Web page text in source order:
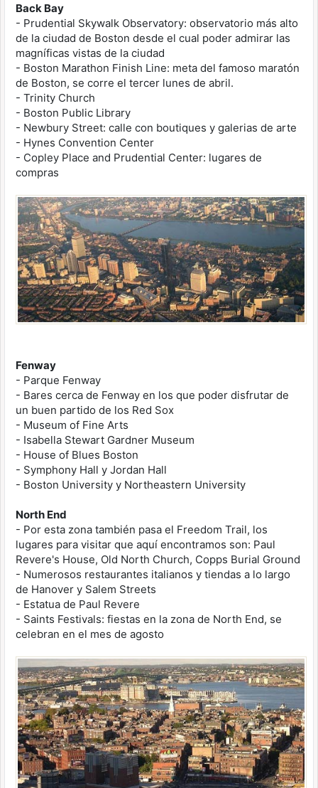
Back Bay
- Prudential Skywalk Observatory: observatorio más alto
de la ciudad de Boston desde el cual poder admirar las
magníficas vistas de la ciudad
- Boston Marathon Finish Line: meta del famoso maratón
de Boston, se corre el tercer lunes de abril.
- Trinity Church
- Boston Public Library
- Newbury Street: calle con boutiques y galerias de arte
- Hynes Convention Center
- Copley Place and Prudential Center: lugares de
compras
Fenway
- Parque Fenway
- Bares cerca de Fenway en los que poder disfrutar de
un buen partido de los Red Sox
- Museum of Fine Arts
- Isabella Stewart Gardner Museum
- House of Blues Boston
- Symphony Hall y Jordan Hall
- Boston University y Northeastern University
North End
- Por esta zona también pasa el Freedom Trail, los
lugares para visitar que aquí encontramos son: Paul
Revere's House, Old North Church, Copps Burial Ground
- Numerosos restaurantes italianos y tiendas a lo largo
de Hanover y Salem Streets
- Estatua de Paul Revere
- Saints Festivals: fiestas en la zona de North End, se
celebran en el mes de agosto